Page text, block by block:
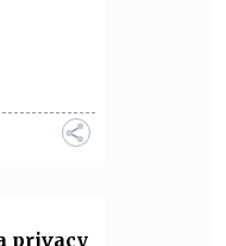
privacy